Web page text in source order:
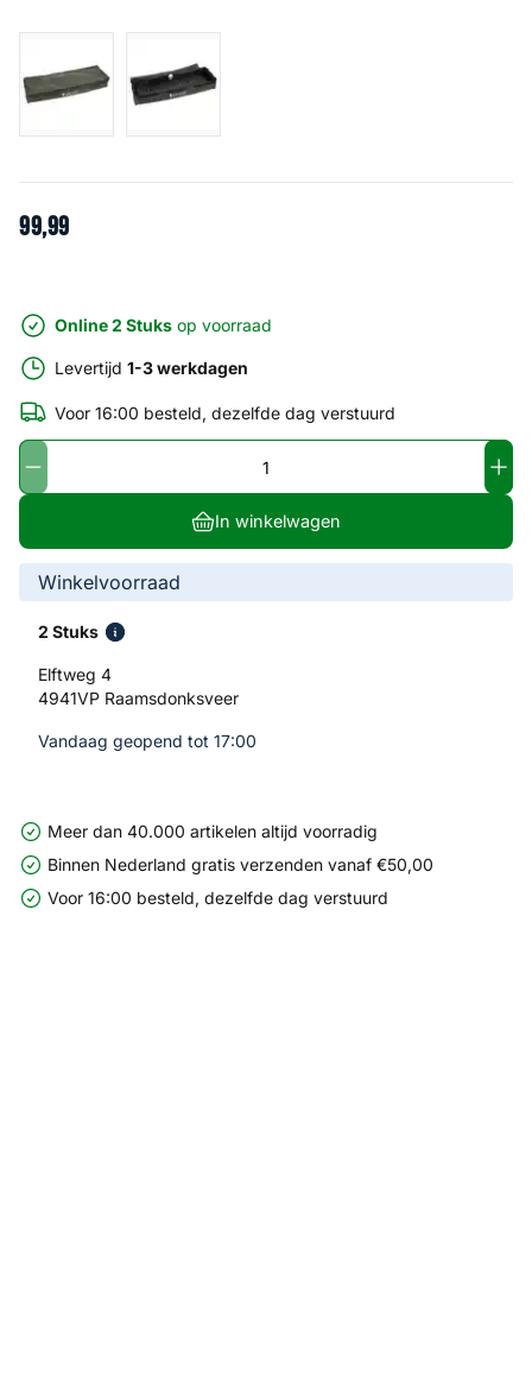
99,99
Online 2 Stuks op voorraad
Levertijd 1-3 werkdagen
Voor 16:00 besteld, dezelfde dag verstuurd
In winkelwagen
Winkelvoorraad
2 Stuks
Elftweg 4
4941VP Raamsdonksveer
Vandaag geopend tot 17:00
Meer dan 40.000 artikelen altijd voorradig
Binnen Nederland gratis verzenden vanaf €50,00
Voor 16:00 besteld, dezelfde dag verstuurd